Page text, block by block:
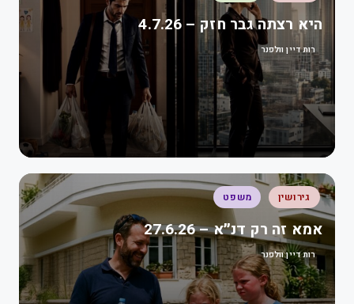
היא רצתה גבר חזק – 4.7.26
רות דיין וולפנר
גירושין משפט
אמא זה רק דנ״א – 27.6.26
רות דיין וולפנר